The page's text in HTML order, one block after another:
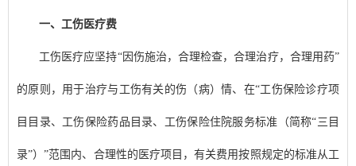
一、工伤医疗费
工伤医疗应坚持“因伤施治，合理检查，合理治疗，合理用药”
的原则，用于治疗与工伤有关的伤（病）情、在“工伤保险诊疗项
目目录、工伤保险药品目录、工伤保险住院服务标准（简称“三目
录”）”范围内、合理性的医疗项目，有关费用按照规定的标准从工